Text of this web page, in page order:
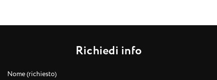
Richiedi info
Nome (richiesto)